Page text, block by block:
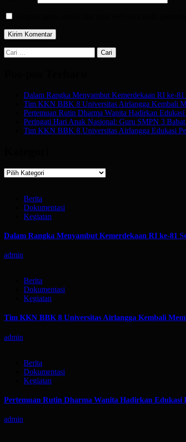
Cari
untuk:
Dalam Rangka Menyambut Kemerdekaan RI ke-
Tim KKN BBK 8 Universitas Airlangga Kembali
Pertemuan Rutin Dharma Wanita Hadirkan
Peringati Hari Anak Nasional: Guru SMPN 3
Tim KKN BBK 8 Universitas Airlangga Edukasi
Kategori
Berita
Dokumentasi
Kegiatan
Dalam Rangka Menyambut Kemerdekaan RI ke-81
admin
Berita
Dokumentasi
Kegiatan
Tim KKN BBK 8 Universitas Airlangga Kembali
admin
Berita
Dokumentasi
Kegiatan
Pertemuan Rutin Dharma Wanita Hadirkan Edukasi
admin